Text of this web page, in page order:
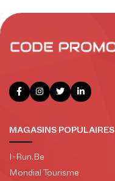
MAGASINS POPULAIRES
I-Run.Be
Mondial Tourisme